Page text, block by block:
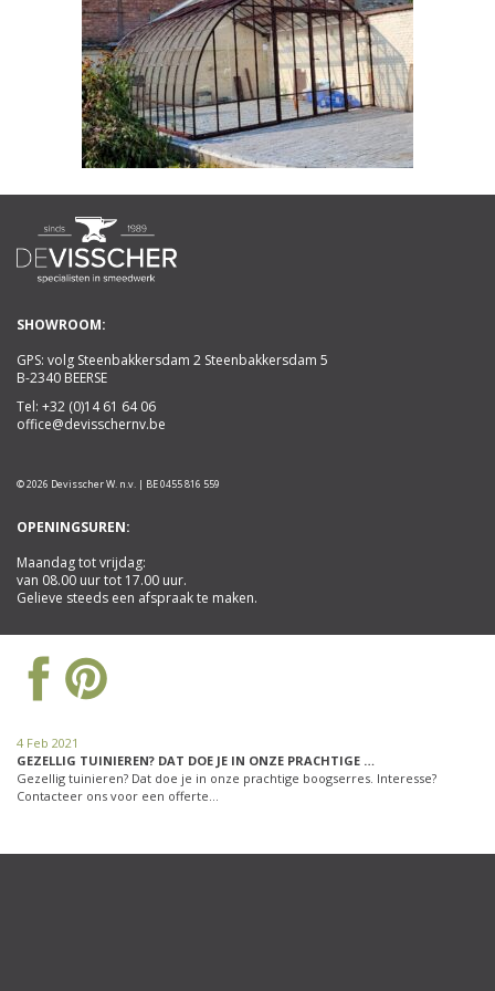
SHOWROOM:
GPS: volg Steenbakkersdam 2 Steenbakkersdam 5
B-2340 BEERSE
Tel: +32 (0)14 61 64 06
office@devisschernv.be
© 2026 Devisscher W. n.v. | BE 0455 816 559
OPENINGSUREN:
Maandag tot vrijdag:
van 08.00 uur tot 17.00 uur.
Gelieve steeds een afspraak te maken.
4 Feb 2021
GEZELLIG TUINIEREN? DAT DOE JE IN ONZE PRACHTIGE …
Gezellig tuinieren? Dat doe je in onze prachtige boogserres. Interesse?
Contacteer ons voor een offerte…